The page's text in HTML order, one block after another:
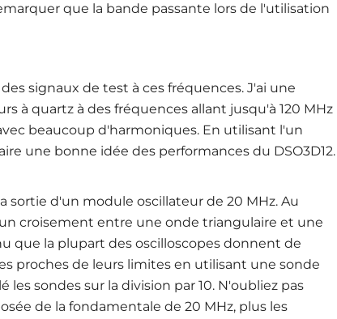
que la bande passante lors de l'utilisation
signaux de test à ces fréquences. J'ai une
à quartz à des fréquences allant jusqu'à 120 MHz
beaucoup d'harmoniques. En utilisant l'un
une bonne idée des performances du DSO3D12.
sortie d'un module oscillateur de 20 MHz. Au
croisement entre une onde triangulaire et une
que la plupart des oscilloscopes donnent de
proches de leurs limites en utilisant une sonde
les sondes sur la division par 10. N'oubliez pas
de la fondamentale de 20 MHz, plus les